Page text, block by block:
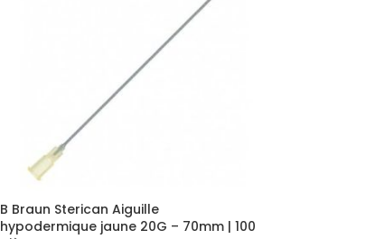
B Braun Sterican Aiguille
hypodermique jaune 20G – 70mm | 100